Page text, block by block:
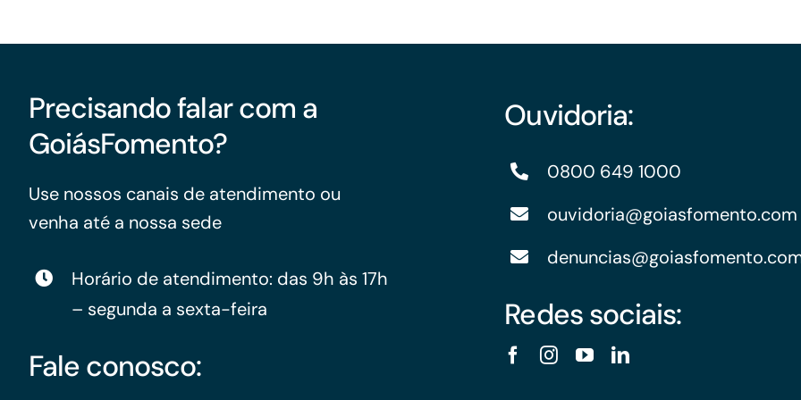
Precisando falar com a
GoiásFomento?
Use nossos canais de atendimento ou
venha até a nossa sede
Horário de atendimento: das 9h às 17h
– segunda a sexta-feira
Fale conosco:
Ouvidoria:
0800 649 1000
ouvidoria@goiasfomento.com
Redes sociais: